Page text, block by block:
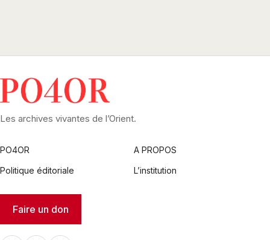
Les archives vivantes de l’Orient.
PO4OR
A PROPOS
Politique éditoriale
L’institution
Faire un don